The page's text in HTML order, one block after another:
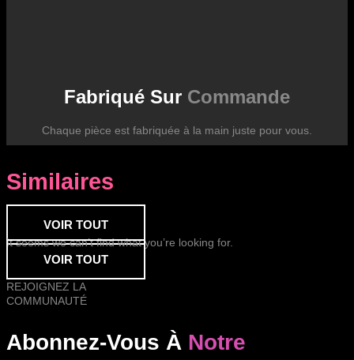
Fabriqué Sur Commande
Chaque pièce est fabriquée à la main juste pour vous.
Similaires
VOIR TOUT
It seems we can’t find what you’re looking for.
VOIR TOUT
REJOIGNEZ LA
COMMUNAUTÉ
Abonnez-Vous À Notre